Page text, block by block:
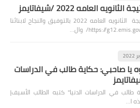
العامه 2022 /شيفاتايمز
ل معرفة نتيجة الثانويه العامه 2022 بالتوفيق والنجاح لابنائنا
يا صاحبي: حكاية طالب في الدراسات
في الدراسات الدنيا" كتبه الطالب الأسيف|
ا…